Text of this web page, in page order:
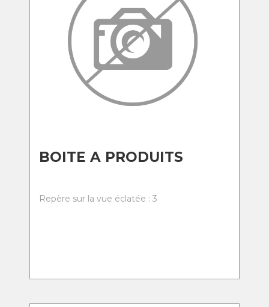
BOITE A PRODUITS
Repère sur la vue éclatée : 3